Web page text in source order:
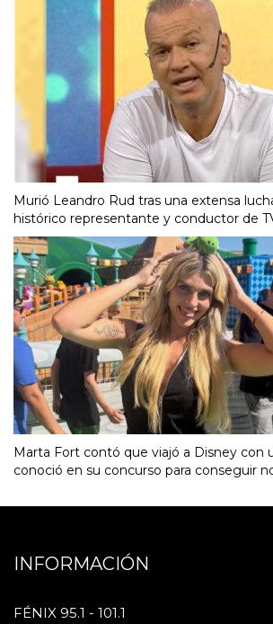
Murió Leandro Rud tras una extensa
histórico representante y conductor de
Marta Fort contó que viajó a Disney con
conoció en su concurso para conseguir
INFORMACIÓN
FÉNIX 95.1 - 101.1